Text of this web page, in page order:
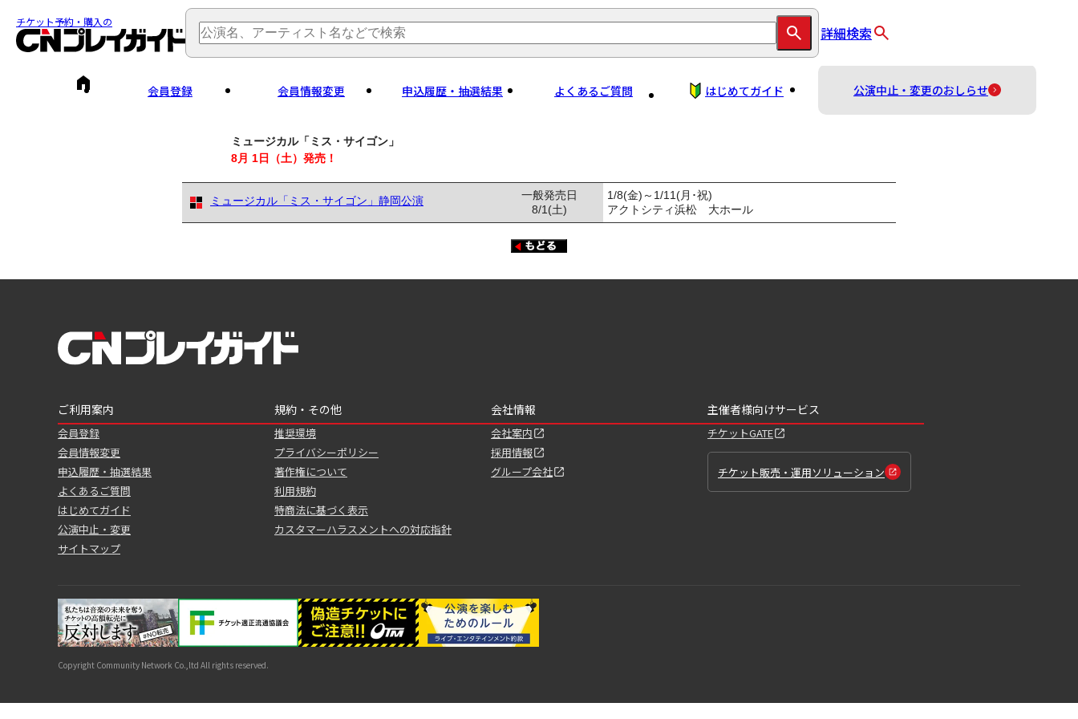
チケット予約・購入の
詳細検索
会員登録 会員情報変更 申込履歴・抽選結果 よくあるご質問 はじめてガイド 公演中止・変更のおしらせ
ミュージカル「ミス・サイゴン」
8月 1日（土）発売！
ミュージカル「ミス・サイゴン」静岡公演
一般発売日
8/1(土)
1/8(金)～1/11(月･祝)
アクトシティ浜松 大ホール
ご利用案内
会員登録
会員情報変更
申込履歴・抽選結果
よくあるご質問
はじめてガイド
公演中止・変更
サイトマップ
規約・その他
推奨環境
プライバシーポリシー
著作権について
利用規約
特商法に基づく表示
カスタマーハラスメントへの対応指針
会社情報
会社案内
採用情報
グループ会社
主催者様向けサービス
チケットGATE
チケット販売・運用ソリューション
Copyright Community Network Co.,ltd All rights reserved.